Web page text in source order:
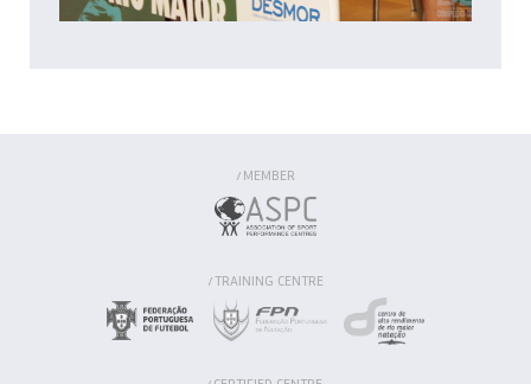
/ MEMBER
/ TRAINING CENTRE